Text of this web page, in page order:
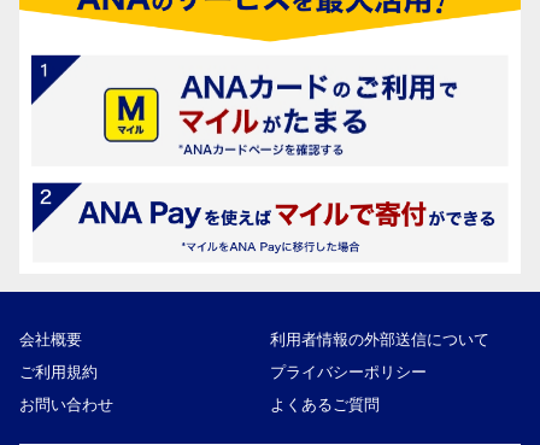
会社概要
利用者情報の外部送信について
ご利用規約
プライバシーポリシー
お問い合わせ
よくあるご質問